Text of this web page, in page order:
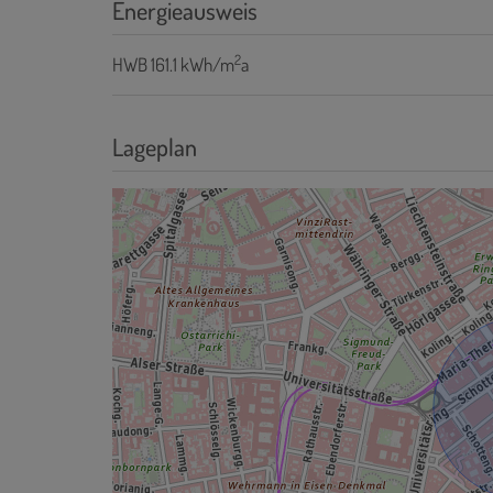
Energieausweis
HWB161.1 kWh/m2a
Lageplan